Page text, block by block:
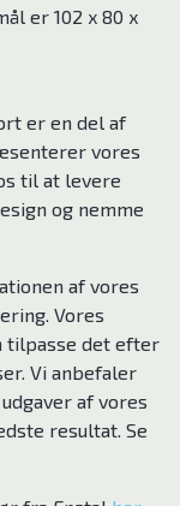
er 102 x 80 x
er en del af
vores
til at levere
og nemme
af vores
Vores
tilpasse det efter
Vi anbefaler
af vores
resultat. Se